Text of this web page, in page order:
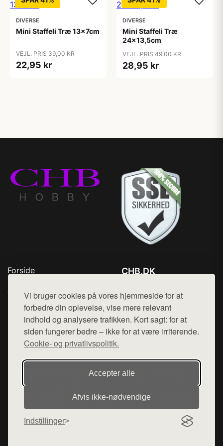
Vi bruger cookies på vores hjemmeside for at
forbedre din oplevelse, vise mere relevant
indhold og analysere trafikken. Kort sagt: for at
siden fungerer bedre – ikke for at være irriterende.
Cookie- og privatlivspolitik.
Accepter alle
Afvis ikke‑nødvendige
Indstillinger
DIVERSE
Mini Staffeli Træ 13x7cm
VEJL. PRIS 39,00 KR
22,95 kr
DIVERSE
Mini Staffeli Træ
24x13,5cm
VEJL. PRIS 49,00 KR
28,95 kr
Forside
Top Rabatter
Kontakt
CHB.DK
Mail: hej@want.dk
Cookie- og privatlivspolitik
Denne side er en del af want.dk, der udgiver en række
hjemmesider med præsentation af forskellige produkter fra
diverse webshops. Der sælges ikke varer fra denne side - vi
henviser til de shops, som sælger varen. Vi har heller ikke
varerne på lager.